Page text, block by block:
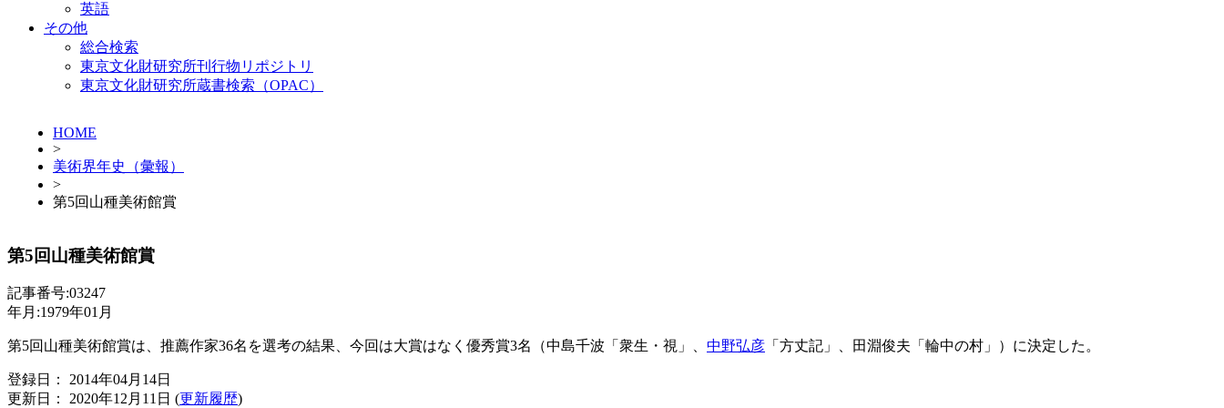
英語
その他
総合検索
東京文化財研究所刊行物リポジトリ
東京文化財研究所蔵書検索（OPAC）
HOME
>
美術界年史（彙報）
>
第5回山種美術館賞
第5回山種美術館賞
記事番号:03247
年月:1979年01月
第5回山種美術館賞は、推薦作家36名を選考の結果、今回は大賞はなく優秀賞3名（中島千波「衆生・視」、 中野弘彦 「方丈記」、田淵俊夫「輪中の村」）に決定した。
登録日： 2014年04月14日
更新日： 2020年12月11日 (更新履歴)